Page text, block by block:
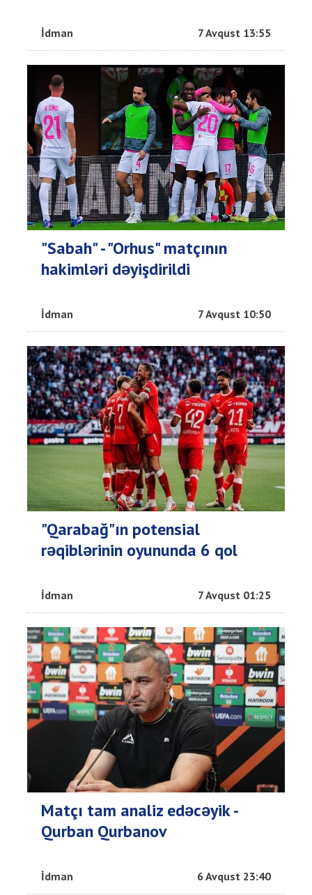
İdman 7 Avqust 13:55
"Sabah" - "Orhus" matçının
hakimləri dəyişdirildi
İdman 7 Avqust 10:50
"Qarabağ"ın potensial
rəqiblərinin oyununda 6 qol
İdman 7 Avqust 01:25
Matçı tam analiz edəcəyik -
Qurban Qurbanov
İdman 6 Avqust 23:40